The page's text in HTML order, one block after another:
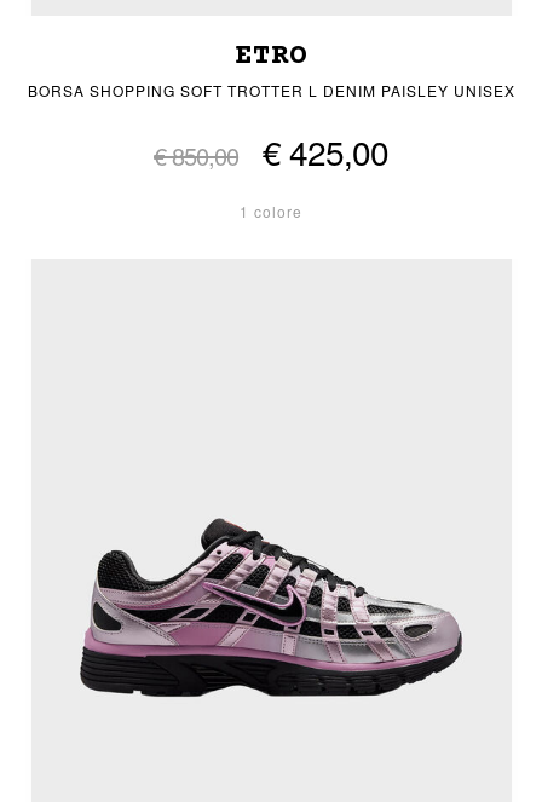
ETRO
BORSA SHOPPING SOFT TROTTER L DENIM PAISLEY UNISEX
€ 850,00 € 425,00
1 colore